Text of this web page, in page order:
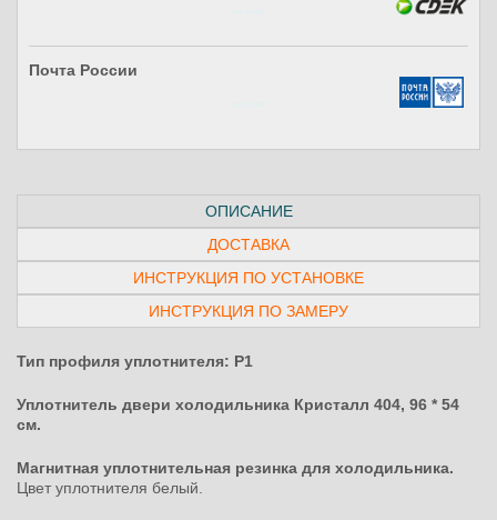
Почта России
ОПИСАНИЕ
ДОСТАВКА
ИНСТРУКЦИЯ ПО УСТАНОВКЕ
ИНСТРУКЦИЯ ПО ЗАМЕРУ
Тип профиля уплотнителя: P1
Уплотнитель двери холодильника Кристалл 404, 96 * 54
см.
Магнитная уплотнительная резинка для холодильника.
Цвет уплотнителя белый.